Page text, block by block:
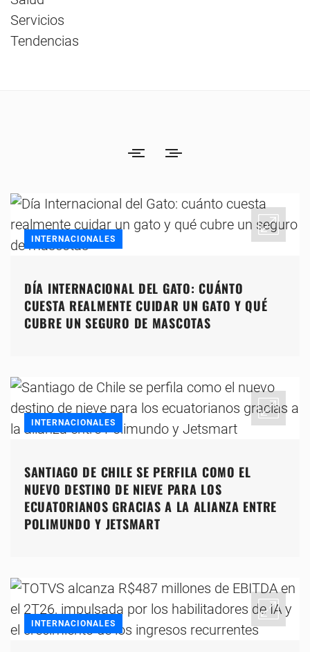
Servicios
Tendencias
INTERNACIONALES
DÍA INTERNACIONAL DEL GATO: CUÁNTO
CUESTA REALMENTE CUIDAR UN GATO Y QUÉ
CUBRE UN SEGURO DE MASCOTAS
INTERNACIONALES
SANTIAGO DE CHILE SE PERFILA COMO EL
NUEVO DESTINO DE NIEVE PARA LOS
ECUATORIANOS GRACIAS A LA ALIANZA ENTRE
POLIMUNDO Y JETSMART
INTERNACIONALES